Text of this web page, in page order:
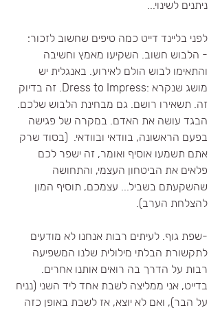
ניתנים לשינוי...
לפני בליינד דייט כמה טיפים שחשוב לזכור:
​- הלבוש חשוב. השקיעו מאמץ וחשיבה
והתאימו לבוש הולם לאירוע. באנגלית יש
מושג שנקרא :Dress to Impress. זה בדיוק
זה. תשאירו רושם. גם מבחינת הלבוש שלכם.
הבגד עושה את האדם. במקרה של פגישה
בפעם הראשונה, בוודאי ובוודאי.  (בסוד שרק
אתם תשמעו אוסיף ואומר, זה ישפר לכם
פלאים את הביטחון העצמי, והתחושה
שהשקעתם בשביל... עצמכם, תוסיף המון
להצלחת הערב).
-שפת גוף. לעיתים רבות אנחנו לא מודעים
לתקשורת הבלתי מילולית שלנו המשפיעה
רבות על הדרך בה רואים אותנו אחרים.
בדייט, אני ממליצה לשבת אחד ליד השני (נניח
על הבר), ואם לא יוצא, אז לשבת באופן כזה